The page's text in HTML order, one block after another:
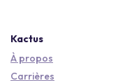
Kactus
À propos
Carrières